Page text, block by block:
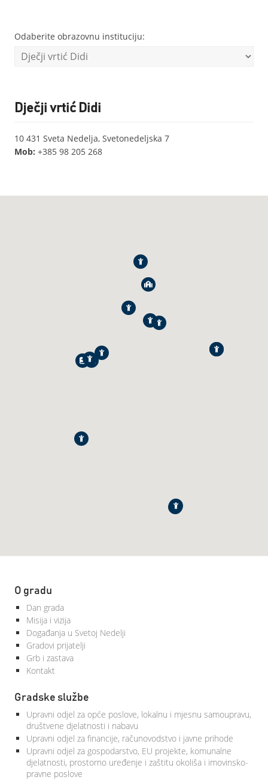
Odaberite obrazovnu instituciju:
Dječji vrtić Didi
10 431 Sveta Nedelja, Svetonedeljska 7
Mob: +385 98 205 268
O gradu
Dan grada
Misija i vizija
Događanja u Svetoj Nedelji
Gradovi prijatelji
Grb i zastava
Kontakt
Gradske službe
Upravni odjel za opće poslove, lokalnu i mjesnu samoupravu,
društvene djelatnosti i nabavu
Upravni odjel za financije, računovodstvo i javne prihode
Upravni odjel za gospodarstvo, EU projekte, komunalne
djelatnosti, prostorno uređenje i zaštitu okoliša i imovinsko-
pravne poslove